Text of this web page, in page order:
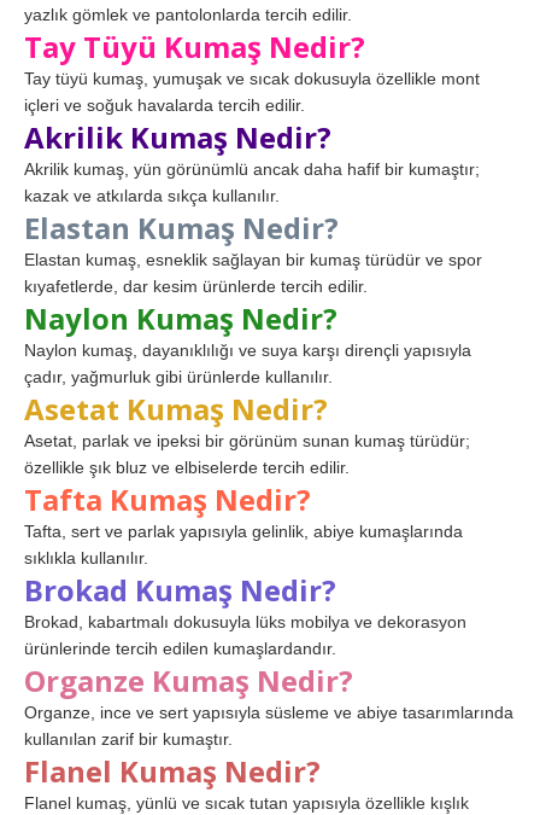
yazlık gömlek ve pantolonlarda tercih edilir.
Tay Tüyü Kumaş Nedir?
Tay tüyü kumaş, yumuşak ve sıcak dokusuyla özellikle mont
içleri ve soğuk havalarda tercih edilir.
Akrilik Kumaş Nedir?
Akrilik kumaş, yün görünümlü ancak daha hafif bir kumaştır;
kazak ve atkılarda sıkça kullanılır.
Elastan Kumaş Nedir?
Elastan kumaş, esneklik sağlayan bir kumaş türüdür ve spor
kıyafetlerde, dar kesim ürünlerde tercih edilir.
Naylon Kumaş Nedir?
Naylon kumaş, dayanıklılığı ve suya karşı dirençli yapısıyla
çadır, yağmurluk gibi ürünlerde kullanılır.
Asetat Kumaş Nedir?
Asetat, parlak ve ipeksi bir görünüm sunan kumaş türüdür;
özellikle şık bluz ve elbiselerde tercih edilir.
Tafta Kumaş Nedir?
Tafta, sert ve parlak yapısıyla gelinlik, abiye kumaşlarında
sıklıkla kullanılır.
Brokad Kumaş Nedir?
Brokad, kabartmalı dokusuyla lüks mobilya ve dekorasyon
ürünlerinde tercih edilen kumaşlardandır.
Organze Kumaş Nedir?
Organze, ince ve sert yapısıyla süsleme ve abiye tasarımlarında
kullanılan zarif bir kumaştır.
Flanel Kumaş Nedir?
Flanel kumaş, yünlü ve sıcak tutan yapısıyla özellikle kışlık